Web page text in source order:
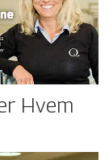
Hvem